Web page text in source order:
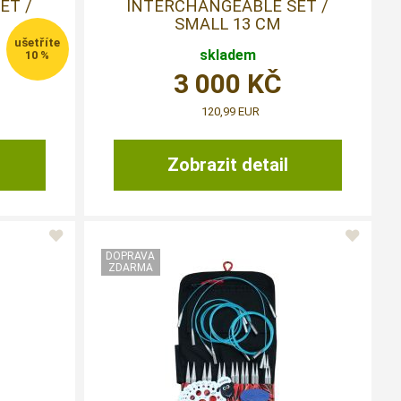
/
10 %
INTERCHANGEABLE SET /
SMALL 13 CM
skladem
Zobrazit detail
3 000 KČ
120,99 EUR